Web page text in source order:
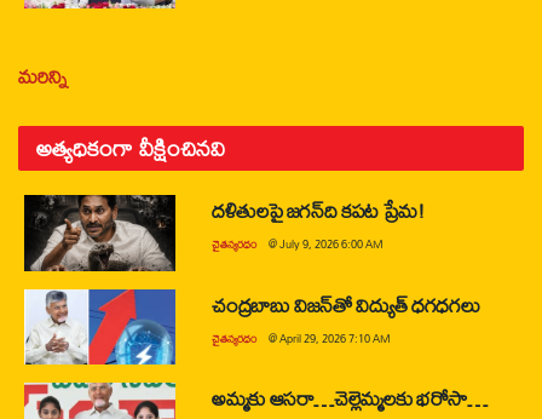
మరిన్ని
అత్యధికంగా వీక్షించినవి
దళితులపై జగన్‌ది కపట ప్రేమ!
చైతన్యరధం @July 9, 2026 6:00 AM
చంద్రబాబు విజన్‌తో విద్యుత్ ధగధగలు
చైతన్యరధం @April 29, 2026 7:10 AM
అమ్మకు ఆసరా…చెల్లెమ్మలకు భరోసా…